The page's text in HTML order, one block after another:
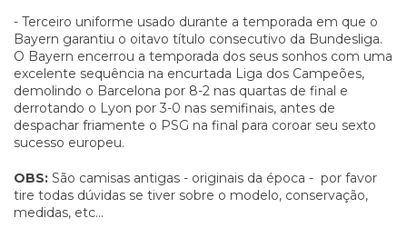
- Terceiro uniforme usado durante a temporada em que o
Bayern garantiu o oitavo título consecutivo da Bundesliga.
O Bayern encerrou a temporada dos seus sonhos com uma
excelente sequência na encurtada Liga dos Campeões,
demolindo o Barcelona por 8-2 nas quartas de final e
derrotando o Lyon por 3-0 nas semifinais, antes de
despachar friamente o PSG na final para coroar seu sexto
sucesso europeu.
OBS: São camisas antigas - originais da época - por favor
tire todas dúvidas se tiver sobre o modelo, conservação,
medidas, etc...